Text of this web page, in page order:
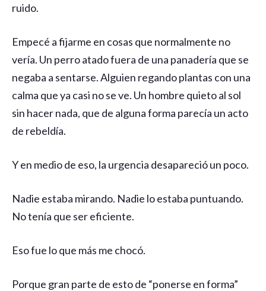
ruido.
Empecé a fijarme en cosas que normalmente no
vería. Un perro atado fuera de una panadería que se
negaba a sentarse. Alguien regando plantas con una
calma que ya casi no se ve. Un hombre quieto al sol
sin hacer nada, que de alguna forma parecía un acto
de rebeldía.
Y en medio de eso, la urgencia desapareció un poco.
Nadie estaba mirando. Nadie lo estaba puntuando.
No tenía que ser eficiente.
Eso fue lo que más me chocó.
Porque gran parte de esto de “ponerse en forma”